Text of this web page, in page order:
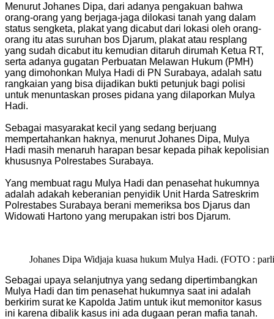
Menurut Johanes Dipa, dari adanya pengakuan bahwa
orang-orang yang berjaga-jaga dilokasi tanah yang dalam
status sengketa, plakat yang dicabut dari lokasi oleh orang-
orang itu atas suruhan bos Djarum, plakat atau resplang
yang sudah dicabut itu kemudian ditaruh dirumah Ketua RT,
serta adanya gugatan Perbuatan Melawan Hukum (PMH)
yang dimohonkan Mulya Hadi di PN Surabaya, adalah satu
rangkaian yang bisa dijadikan bukti petunjuk bagi polisi
untuk menuntaskan proses pidana yang dilaporkan Mulya
Hadi.
Sebagai masyarakat kecil yang sedang berjuang
mempertahankan haknya, menurut Johanes Dipa, Mulya
Hadi masih menaruh harapan besar kepada pihak kepolisian
khususnya Polrestabes Surabaya.
Yang membuat ragu Mulya Hadi dan penasehat hukumnya
adalah adakah keberanian penyidik Unit Harda Satreskrim
Polrestabes Surabaya berani memeriksa bos Djarus dan
Widowati Hartono yang merupakan istri bos Djarum.
Johanes Dipa Widjaja kuasa hukum Mulya Hadi. (FOTO :
Sebagai upaya selanjutnya yang sedang dipertimbangkan
Mulya Hadi dan tim penasehat hukumnya saat ini adalah
berkirim surat ke Kapolda Jatim untuk ikut memonitor kasus
ini karena dibalik kasus ini ada dugaan peran mafia tanah.